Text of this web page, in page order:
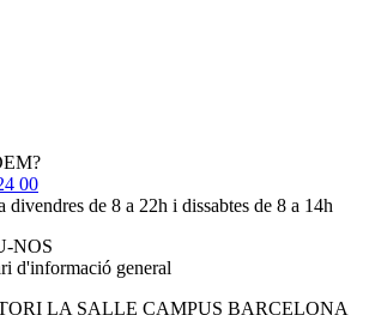
00
divendres de 8 a 22h i dissabtes de 8 a 14h
NOS
d'informació general
LA SALLE CAMPUS BARCELONA